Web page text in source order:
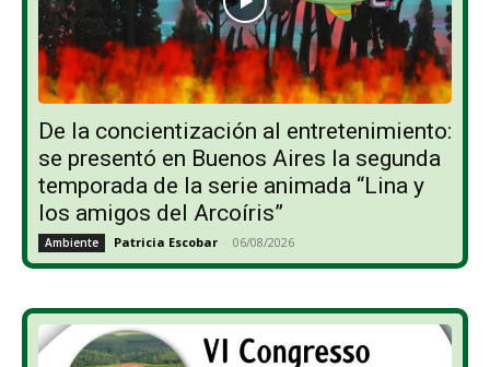
De la concientización al entretenimiento:
se presentó en Buenos Aires la segunda
temporada de la serie animada “Lina y
los amigos del Arcoíris”
Ambiente Patricia Escobar - 06/08/2026